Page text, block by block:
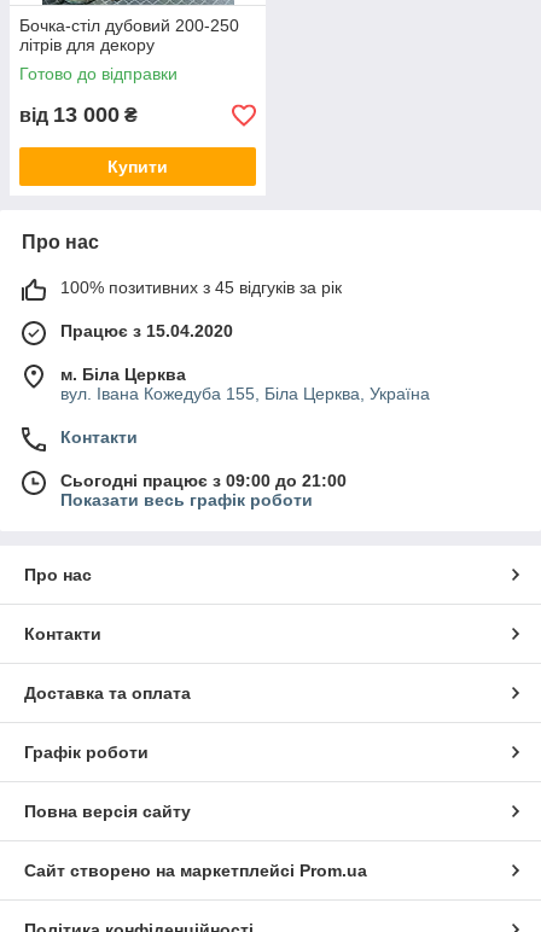
Бочка-стіл дубовий 200-250
літрів для декору
Готово до відправки
від 13 000 ₴
Купити
Про нас
100% позитивних з 45 відгуків за рік
Працює з 15.04.2020
м. Біла Церква
вул. Івана Кожедуба 155, Біла Церква, Україна
Контакти
Сьогодні працює з 09:00 до 21:00
Показати весь графік роботи
Про нас
Контакти
Доставка та оплата
Графік роботи
Повна версія сайту
Сайт створено на маркетплейсі Prom.ua